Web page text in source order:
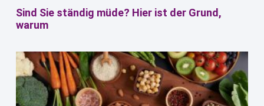
Sind Sie ständig müde? Hier ist der Grund,
warum